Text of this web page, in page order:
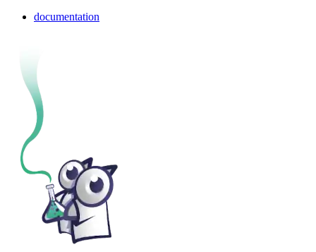
documentation